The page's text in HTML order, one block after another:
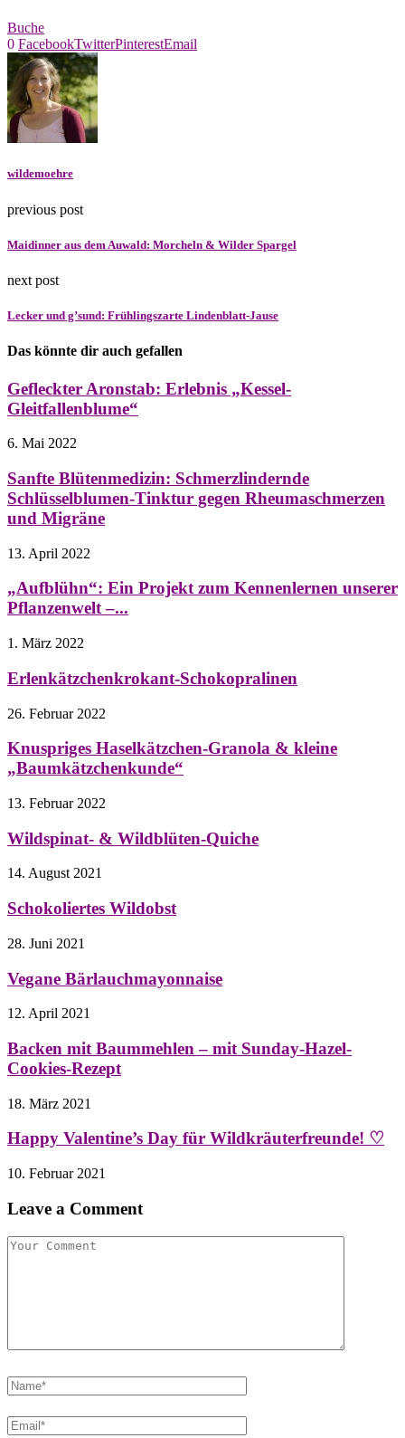
Buche
0 FacebookTwitterPinterestEmail
wildemoehre
previous post
Maidinner aus dem Auwald: Morcheln & Wilder Spargel
next post
Lecker und g’sund: Frühlingszarte Lindenblatt-Jause
Das könnte dir auch gefallen
Gefleckter Aronstab: Erlebnis „Kessel-
Gleitfallenblume“
6. Mai 2022
Sanfte Blütenmedizin: Schmerzlindernde
Schlüsselblumen-Tinktur gegen Rheumaschmerzen
und Migräne
13. April 2022
„Aufblühn“: Ein Projekt zum Kennenlernen unserer
Pflanzenwelt –...
1. März 2022
Erlenkätzchenkrokant-Schokopralinen
26. Februar 2022
Knuspriges Haselkätzchen-Granola & kleine
„Baumkätzchenkunde“
13. Februar 2022
Wildspinat- & Wildblüten-Quiche
14. August 2021
Schokoliertes Wildobst
28. Juni 2021
Vegane Bärlauchmayonnaise
12. April 2021
Backen mit Baummehlen – mit Sunday-Hazel-
Cookies-Rezept
18. März 2021
Happy Valentine’s Day für Wildkräuterfreunde! ♡
10. Februar 2021
Leave a Comment